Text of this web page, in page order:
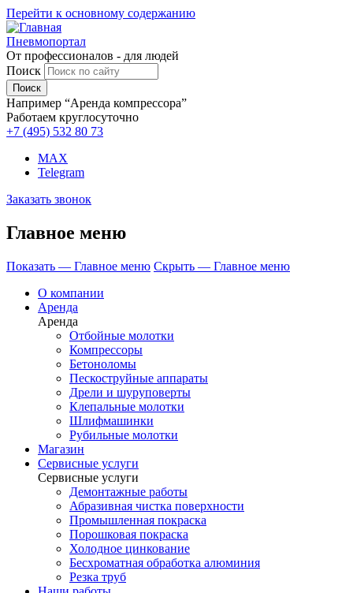
Перейти к основному содержанию
Пневмопортал
От профессионалов - для людей
Поиск
Например “Аренда компрессора”
Работаем круглосуточно
+7 (495) 532 80 73
MAX
Telegram
Заказать звонок
Главное меню
Показать — Главное меню Скрыть — Главное меню
О компании
Аренда
Аренда
Отбойные молотки
Компрессоры
Бетоноломы
Пескоструйные аппараты
Дрели и шуруповерты
Клепальные молотки
Шлифмашинки
Рубильные молотки
Магазин
Сервисные услуги
Сервисные услуги
Демонтажные работы
Абразивная чистка поверхности
Промышленная покраска
Порошковая покраска
Холодное цинкование
Бесхроматная обработка алюминия
Резка труб